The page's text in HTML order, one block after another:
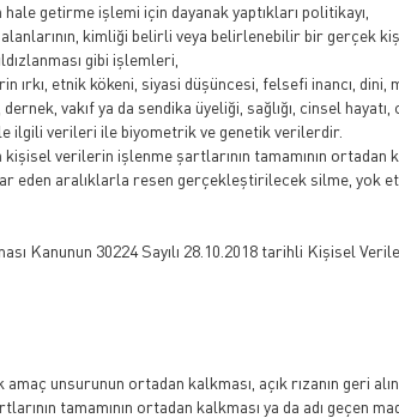
getirme işlemi için dayanak yaptıkları politikayı,
kimliği belirli veya belirlenebilir bir gerçek
gibi işlemleri,
ırkı, etnik kökeni, siyasi düşüncesi, felsefi inancı, dini,
vakıf ya da sendika üyeliği, sağlığı, cinsel hayatı,
ilgili verileri ile biyometrik ve genetik verilerdir.
kişisel verilerin işlenme şartlarının tamamının
eden aralıklarla resen gerçekleştirilecek silme, yok
Kanunun 30224 Sayılı 28.10.2018 tarihli Kişisel
unsurunun ortadan kalkması, açık rızanın geri
tamamının ortadan kalkması ya da adı geçen